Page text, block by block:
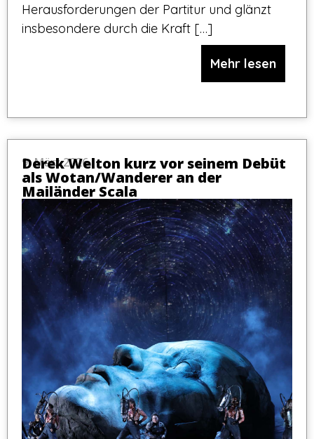
Herausforderungen der Partitur und glänzt
insbesondere durch die Kraft […]
Mehr lesen
9. März 2026
Derek Welton kurz vor seinem Debüt
als Wotan/Wanderer an der
Mailänder Scala